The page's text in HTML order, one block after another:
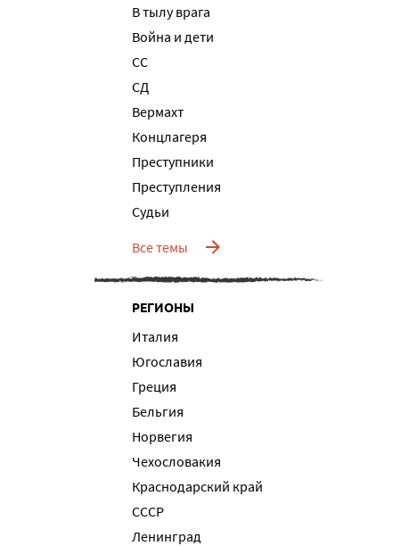
В тылу врага
Война и дети
СС
СД
Вермахт
Концлагеря
Преступники
Преступления
Судьи
Все темы
РЕГИОНЫ
Италия
Югославия
Греция
Бельгия
Норвегия
Чехословакия
Краснодарский край
СССР
Ленинград